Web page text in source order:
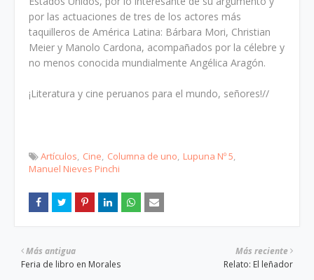
por las actuaciones de tres de los actores más
taquilleros de América Latina: Bárbara Mori, Christian
Meier y Manolo Cardona, acompañados por la célebre y
no menos conocida mundialmente Angélica Aragón.
¡Literatura y cine peruanos para el mundo, señores!//
Artículos Cine Columna de uno Lupuna Nº 5
Manuel Nieves Pinchi
Más reciente
Relato: El leñador
Más antigua
Feria de libro en Morales